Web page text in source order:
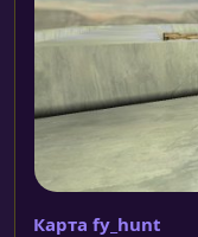
Карта fy_hunt